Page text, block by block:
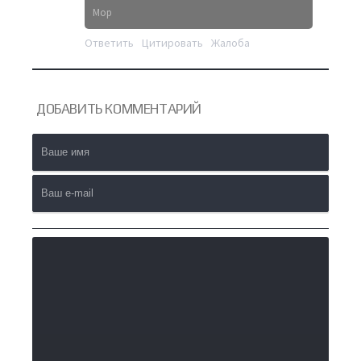
Mop
Ответить Цитировать Жалоба
ДОБАВИТЬКОММЕНТАРИЙ